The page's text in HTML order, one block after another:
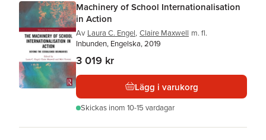
Machinery of School Internationalisation
in Action
Av Laura C. Engel, Claire Maxwell m. fl.
Inbunden, Engelska, 2019
3 019 kr
Lägg i varukorg
Skickas inom 10-15 vardagar